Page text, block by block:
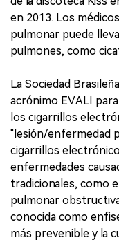
en 2013. Los
pulmonar puede
pulmones, como
La Sociedad
acrónimo EVALI
los cigarrillos
"lesión/enfermedad
cigarrillos
enfermedades
tradicionales, como
pulmonar
conocida como
más prevenible y la